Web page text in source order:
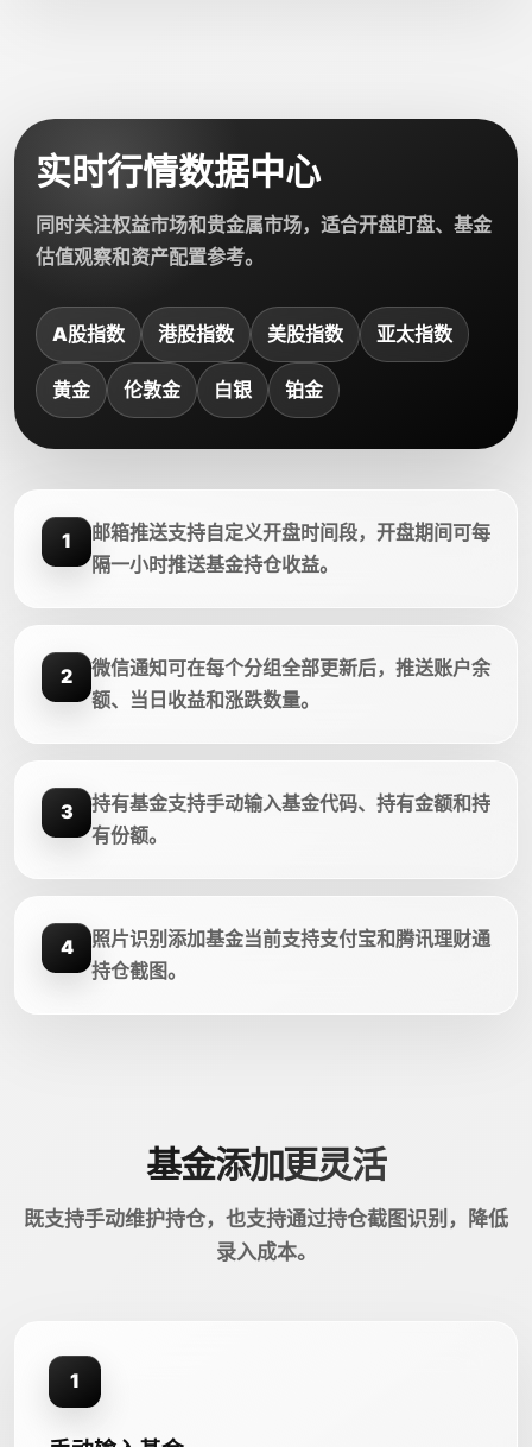
实时行情数据中心
同时关注权益市场和贵金属市场，适合开盘盯盘、基金
估值观察和资产配置参考。
A股指数 港股指数 美股指数 亚太指数
黄金 伦敦金 白银 铂金
1
邮箱推送支持自定义开盘时间段，开盘期间可每
隔一小时推送基金持仓收益。
2
微信通知可在每个分组全部更新后，推送账户余
额、当日收益和涨跌数量。
3
持有基金支持手动输入基金代码、持有金额和持
有份额。
4
照片识别添加基金当前支持支付宝和腾讯理财通
持仓截图。
基金添加更灵活
既支持手动维护持仓，也支持通过持仓截图识别，降低
录入成本。
1